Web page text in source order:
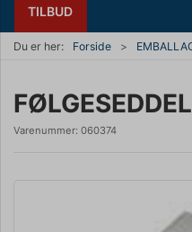
TILBUD
Du er her: Forside
Varenummer: 060374